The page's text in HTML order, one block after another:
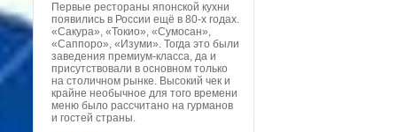
Первые рестораны японской кухни
появились в России ещё в 80-х годах.
«Сакура», «Токио», «Сумосан»,
«Саппоро», «Изуми». Тогда это были
заведения премиум-класса, да и
присутствовали в основном только
на столичном рынке. Высокий чек и
крайне необычное для того времени
меню было рассчитано на гурманов
и гостей страны.